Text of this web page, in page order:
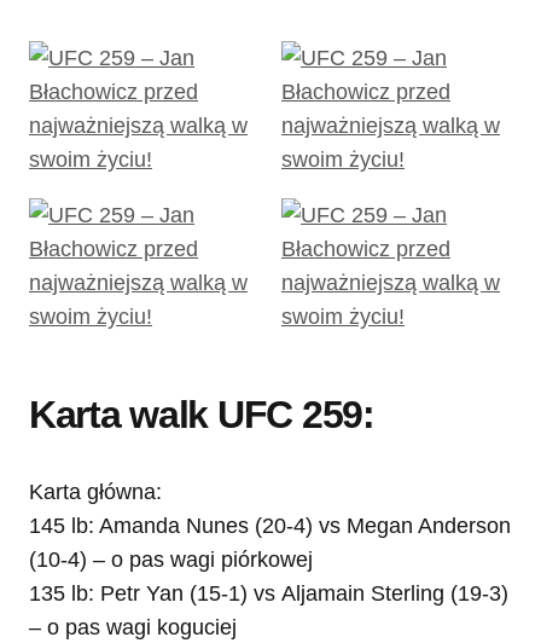
Karta walk UFC 259:
Karta główna:
145 lb: Amanda Nunes (20-4) vs Megan Anderson
(10-4) – o pas wagi piórkowej
135 lb: Petr Yan (15-1) vs Aljamain Sterling (19-3)
– o pas wagi koguciej